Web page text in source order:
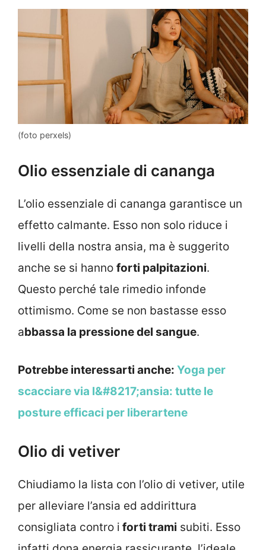
(foto perxels)
Olio essenziale di cananga
L’olio essenziale di cananga garantisce un
effetto calmante. Esso non solo riduce i
livelli della nostra ansia, ma è suggerito
anche se si hanno forti palpitazioni.
Questo perché tale rimedio infonde
ottimismo. Come se non bastasse esso
abbassa la pressione del sangue.
Potrebbe interessarti anche: Yoga per
scacciare via l&#8217;ansia: tutte le
posture efficaci per liberartene
Olio di vetiver
Chiudiamo la lista con l’olio di vetiver, utile
per alleviare l’ansia ed addirittura
consigliata contro i forti trami subiti. Esso